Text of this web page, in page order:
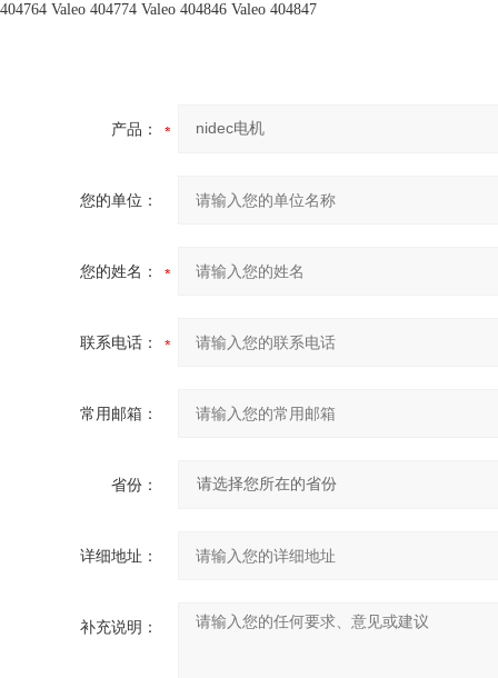
404764 Valeo 404774 Valeo 404846 Valeo 404847
产品：
您的单位：
您的姓名：
联系电话：
常用邮箱：
省份：
详细地址：
补充说明：